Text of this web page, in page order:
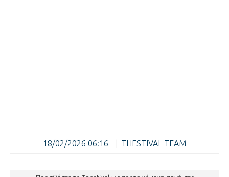
18/02/2026 06:16 THESTIVAL TEAM